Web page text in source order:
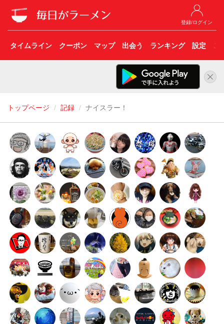
登録/ログイン
タイムライン クーポン マップ 出会う ランキング 設定 こ
トップページ 記録 ナイスラー！